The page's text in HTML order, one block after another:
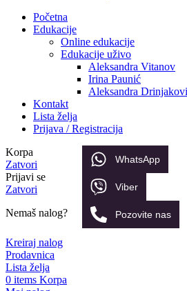
Početna
Edukacije
Online edukacije
Edukacije uživo
Aleksandra Vitanov
Irina Paunić
Aleksandra
Kontakt
Lista želja
Prijava / Registracija
Korpa
Zatvori
Prijavi se
Zatvori
Nemaš nalog?
Kreiraj nalog
Prodavnica
Lista želja
0 items Korpa
WhatsApp
Viber
Pozovite nas